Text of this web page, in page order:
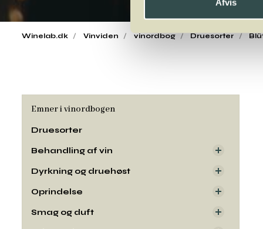
Afvis
Winelab.dk Vinviden vinordbog Druesorter
Emner i vinordbogen
Druesorter
Behandling af vin
Dyrkning og druehøst
Oprindelse
Smag og duft